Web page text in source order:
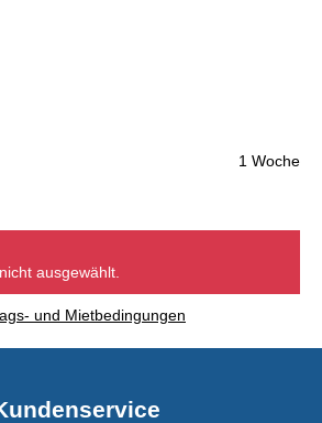
1 Woche
ausgewählt.
und Mietbedingungen